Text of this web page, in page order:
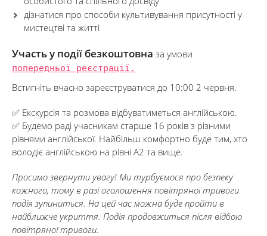
дізнатися про способи культивування присутності у
мистецтві та житті
Участь у події безкоштовна за умови
попередньої реєстрації.
Встигніть вчасно зареєструватися до 10:00 2 червня.
✅ Екскурсія та розмовa відбуватиметься англійською.
✅ Будемо раді учасникам старше 16 років з різними
рівнями англійської. Найбільш комфортно буде тим, хто
володіє англійською на рівні А2 та вище.
Просимо звернути увагу! Ми турбуємося про безпеку
кожного, тому в разі оголошення повітряної тривоги
подія зупиниться. На цей час можна буде пройти в
найближче укриття. Подія продовжиться після відбою
повітряної тривоги.